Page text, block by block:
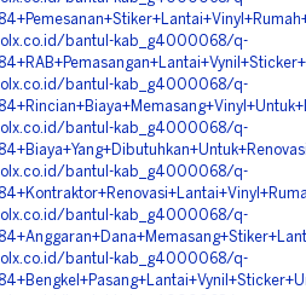
bantul-kab_g4000068/q-
bantul-kab_g4000068/q-
bantul-kab_g4000068/q-
bantul-kab_g4000068/q-
bantul-kab_g4000068/q-
bantul-kab_g4000068/q-